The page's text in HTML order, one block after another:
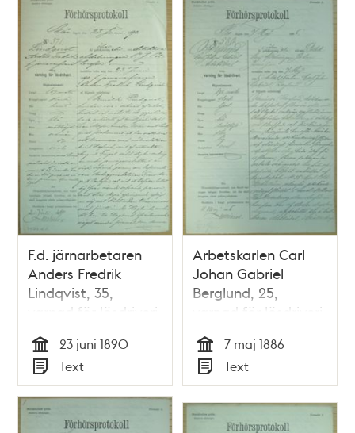
F.d. järnarbetaren
Anders Fredrik
Lindqvist, 35,
varnad för lösdriveri
23 juni 1890 -
polisförhör
Tid
23 juni 1890
Typ
Text
Arbetskarlen Carl
Johan Gabriel
Berglund, 25,
varnad för lösdriveri
7 maj 1886 -
polisförhör
Tid
7 maj 1886
Typ
Text